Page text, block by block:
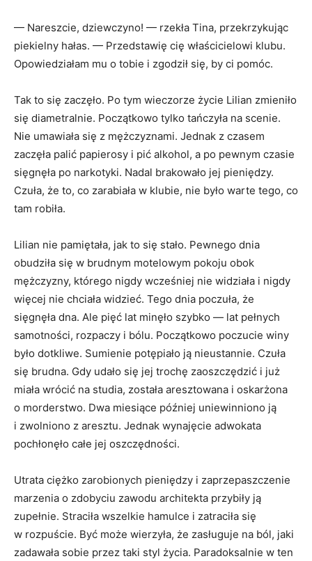
— Nareszcie, dziewczyno! — rzekła Tina, przekrzykując
piekielny hałas. — Przedstawię cię właścicielowi klubu.
Opowiedziałam mu o tobie i zgodził się, by ci pomóc.
Tak to się zaczęło. Po tym wieczorze życie Lilian zmieniło
się diametralnie. Początkowo tylko tańczyła na scenie.
Nie umawiała się z mężczyznami. Jednak z czasem
zaczęła palić papierosy i pić alkohol, a po pewnym czasie
sięgnęła po narkotyki. Nadal brakowało jej pieniędzy.
Czuła, że to, co zarabiała w klubie, nie było warte tego, co
tam robiła.
Lilian nie pamiętała, jak to się stało. Pewnego dnia
obudziła się w brudnym motelowym pokoju obok
mężczyzny, którego nigdy wcześniej nie widziała i nigdy
więcej nie chciała widzieć. Tego dnia poczuła, że
sięgnęła dna. Ale pięć lat minęło szybko — lat pełnych
samotności, rozpaczy i bólu. Początkowo poczucie winy
było dotkliwe. Sumienie potępiało ją nieustannie. Czuła
się brudna. Gdy udało się jej trochę zaoszczędzić i już
miała wrócić na studia, została aresztowana i oskarżona
o morderstwo. Dwa miesiące później uniewinniono ją
i zwolniono z aresztu. Jednak wynajęcie adwokata
pochłonęło całe jej oszczędności.
Utrata ciężko zarobionych pieniędzy i zaprzepaszczenie
marzenia o zdobyciu zawodu architekta przybiły ją
zupełnie. Straciła wszelkie hamulce i zatraciła się
w rozpuście. Być może wierzyła, że zasługuje na ból, jaki
zadawała sobie przez taki styl życia. Paradoksalnie w ten